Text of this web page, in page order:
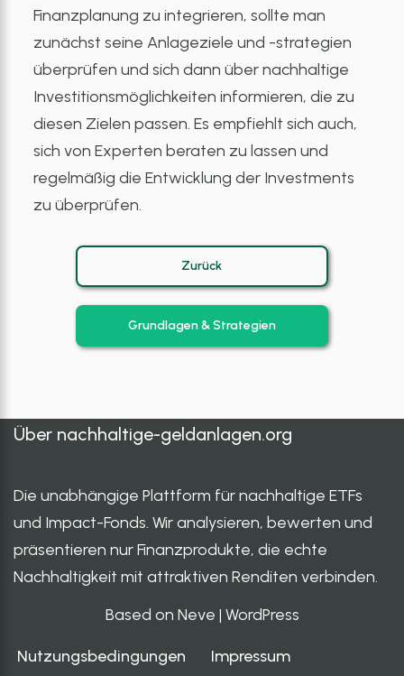
Finanzplanung zu integrieren, sollte man
zunächst seine Anlageziele und -strategien
überprüfen und sich dann über nachhaltige
Investitionsmöglichkeiten informieren, die zu
diesen Zielen passen. Es empfiehlt sich auch,
sich von Experten beraten zu lassen und
regelmäßig die Entwicklung der Investments
zu überprüfen.
Zurück
Grundlagen & Strategien
Über nachhaltige-geldanlagen.org
Die unabhängige Plattform für nachhaltige ETFs
und Impact-Fonds. Wir analysieren, bewerten und
präsentieren nur Finanzprodukte, die echte
Nachhaltigkeit mit attraktiven Renditen verbinden.
Based on Neve | WordPress
Nutzungsbedingungen
Impressum